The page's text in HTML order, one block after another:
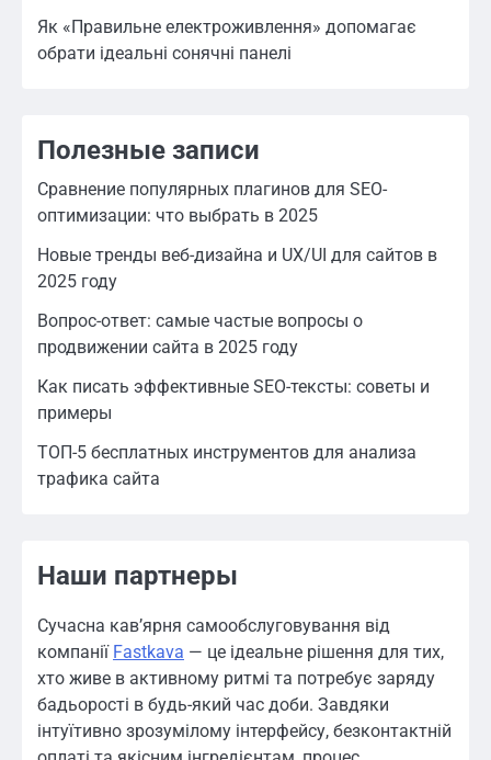
Як «Правильне електроживлення» допомагає
обрати ідеальні сонячні панелі
Полезные записи
Сравнение популярных плагинов для SEO-
оптимизации: что выбрать в 2025
Новые тренды веб-дизайна и UX/UI для сайтов в
2025 году
Вопрос-ответ: самые частые вопросы о
продвижении сайта в 2025 году
Как писать эффективные SEO-тексты: советы и
примеры
ТОП-5 бесплатных инструментов для анализа
трафика сайта
Наши партнеры
Сучасна кав’ярня самообслуговування від
компанії Fastkava — це ідеальне рішення для тих,
хто живе в активному ритмі та потребує заряду
бадьорості в будь-який час доби. Завдяки
інтуїтивно зрозумілому інтерфейсу, безконтактній